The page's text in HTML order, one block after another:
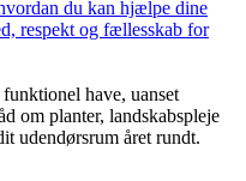
du kan hjælpe dine
respekt og fællesskab for
have, uanset
om planter, landskabspleje
udendørsrum året rundt.